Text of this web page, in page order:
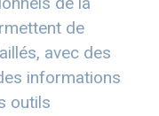
de
avec des
informations
outils